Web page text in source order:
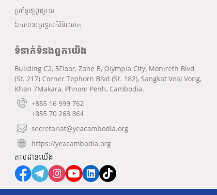
ប្រព័ន្ធផ្សព្វផ្សាយ
ឯកសារមគ្គុទ្ទេសក៍វិនិយោគ
ទំនាក់ទំនងពួកយើង
Building C2, 5Floor, Zone B, Olympia City, Monireth Blvd
(St. 217) Corner Tephorn Blvd (St. 182), Sangkat Veal Vong,
Khan 7Makara, Phnom Penh, Cambodia.
+855 16 999 762
+855 70 263 864
secretariat@yeacambodia.org
https://yeacambodia.org
តាមដានយើង